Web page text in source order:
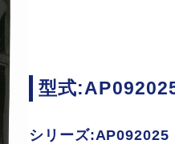
型式
シリーズ:AP092025